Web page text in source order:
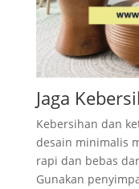
Jaga
Kebersihan dan
desain minimalis
rapi dan bebas
Gunakan